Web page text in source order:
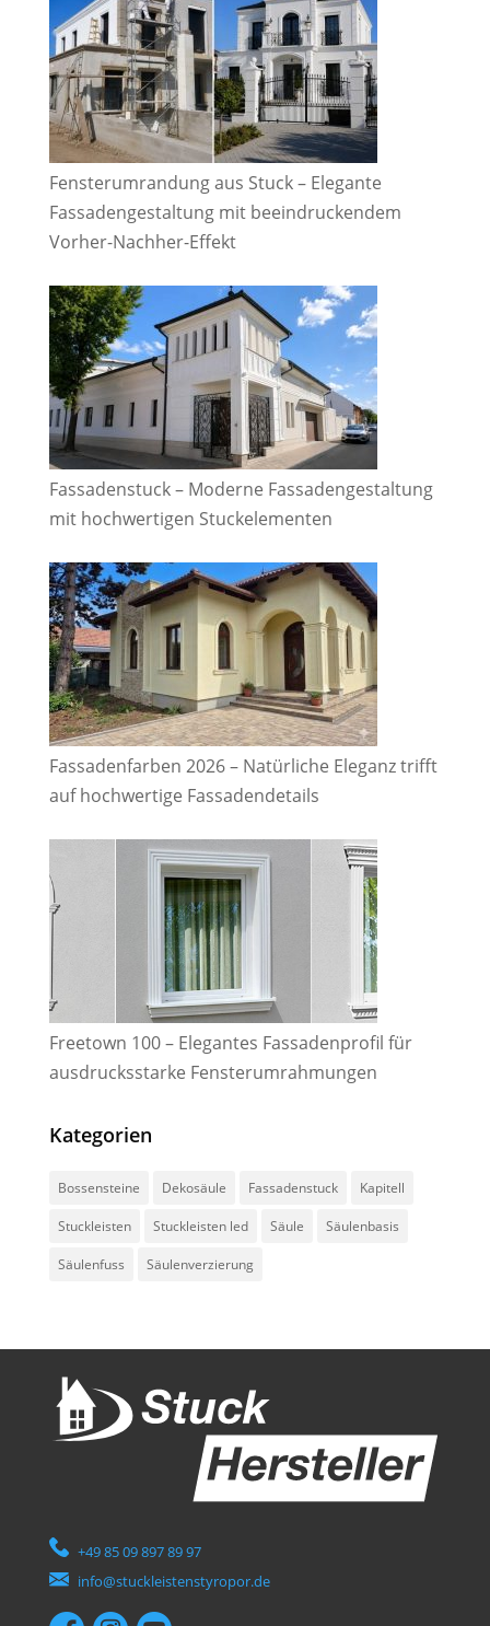
Fensterumrandung aus Stuck – Elegante
Fassadengestaltung mit beeindruckendem
Vorher-Nachher-Effekt
Fassadenstuck – Moderne Fassadengestaltung
mit hochwertigen Stuckelementen
Fassadenfarben 2026 – Natürliche Eleganz trifft
auf hochwertige Fassadendetails
Freetown 100 – Elegantes Fassadenprofil für
ausdrucksstarke Fensterumrahmungen
Kategorien
Bossensteine Dekosäule Fassadenstuck Kapitell
Stuckleisten Stuckleisten led Säule Säulenbasis
Säulenfuss Säulenverzierung
+49 85 09 897 89 97
info@stuckleistenstyropor.de